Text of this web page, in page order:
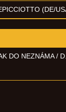
(DE/
DO NEZNÁMA /